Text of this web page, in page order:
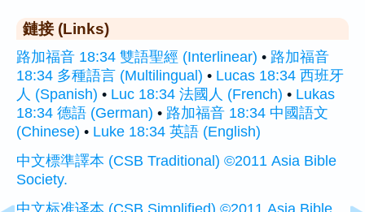
鏈接 (Links)
路加福音 18:34 雙語聖經 (Interlinear) • 路加福音
18:34 多種語言 (Multilingual) • Lucas 18:34 西班牙
人 (Spanish) • Luc 18:34 法國人 (French) • Lukas
18:34 德語 (German) • 路加福音 18:34 中國語文
(Chinese) • Luke 18:34 英語 (English)
中文標準譯本 (CSB Traditional) ©2011 Asia Bible
Society.